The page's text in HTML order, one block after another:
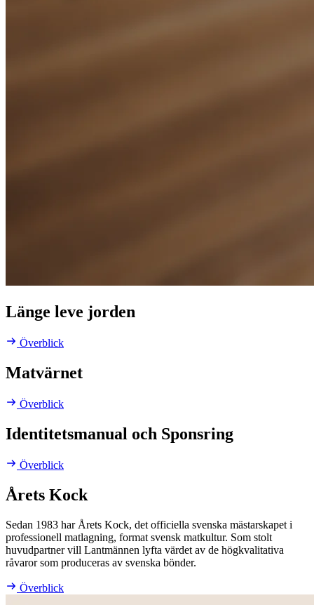
Länge leve jorden
Överblick
Matvärnet
Överblick
Identitetsmanual och Sponsring
Överblick
Årets Kock
Sedan 1983 har Årets Kock, det officiella svenska mästarskapet i
professionell matlagning, format svensk matkultur. Som stolt
huvudpartner vill Lantmännen lyfta värdet av de högkvalitativa
råvaror som produceras av svenska bönder.
Överblick